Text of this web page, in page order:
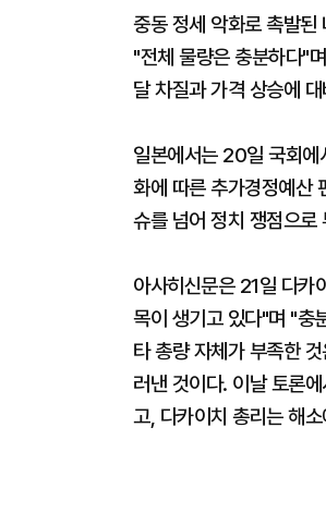
중동 정세 악화로 촉발된
"전체 물량은 충분하다"
달 차질과 가격 상승에
일본에서는 20일 국회에
화에 따른 추가경정예산
슈를 넘어 정치 쟁점으로
아사히신문은 21일 다카
목이 생기고 있다"며 "충
타 총량 자체가 부족한
러낸 것이다. 이날 토론
고, 다카이치 총리는 해